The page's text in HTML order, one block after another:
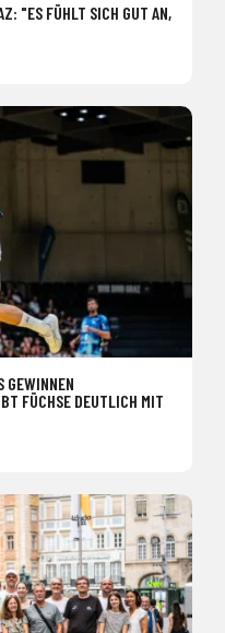
"ES FÜHLT SICH GUT AN,
GEWINNEN
FÜCHSE DEUTLICH MIT